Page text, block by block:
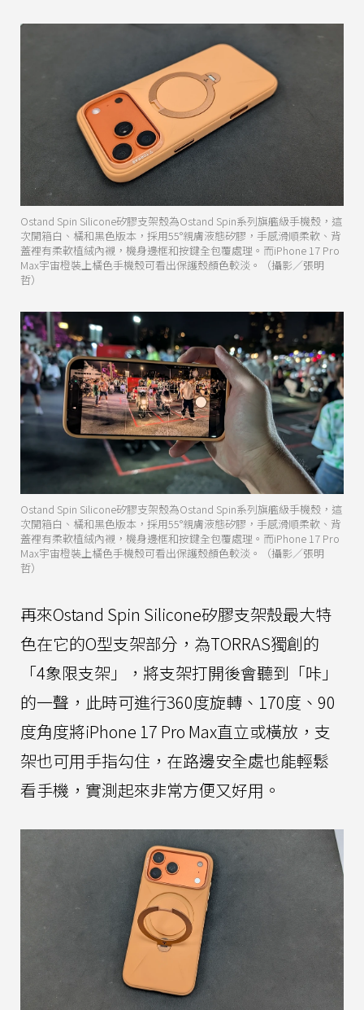
Ostand Spin Silicone矽膠支架殼為Ostand Spin系列旗艦級手機殼，這
次開箱白、橘和黑色版本，採用55°親膚液態矽膠，手感滑順柔軟、背
蓋裡有柔軟植絨內襯，機身邊框和按鍵全包覆處理。而iPhone 17 Pro
Max宇宙橙裝上橘色手機殼可看出保護殼顏色較淡。（攝影／張明
哲）
Ostand Spin Silicone矽膠支架殼為Ostand Spin系列旗艦級手機殼，這
次開箱白、橘和黑色版本，採用55°親膚液態矽膠，手感滑順柔軟、背
蓋裡有柔軟植絨內襯，機身邊框和按鍵全包覆處理。而iPhone 17 Pro
Max宇宙橙裝上橘色手機殼可看出保護殼顏色較淡。（攝影／張明
哲）
再來Ostand Spin Silicone矽膠支架殼最大特
色在它的O型支架部分，為TORRAS獨創的
「4象限支架」，將支架打開後會聽到「咔」
的一聲，此時可進行360度旋轉、170度、90
度角度將iPhone 17 Pro Max直立或橫放，支
架也可用手指勾住，在路邊安全處也能輕鬆
看手機，實測起來非常方便又好用。